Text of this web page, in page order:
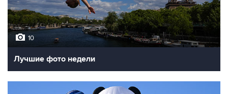
10
Лучшие фото недели